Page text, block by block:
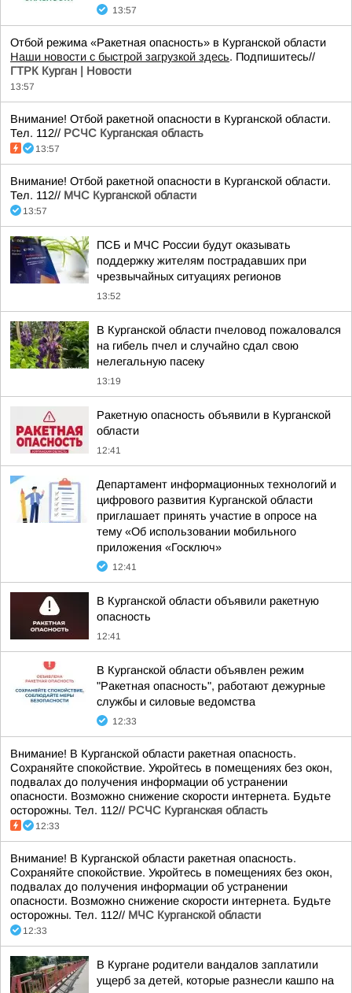
13:57
Отбой режима «Ракетная опасность» в Курганской области
Наши новости с быстрой загрузкой здесь. Подпишитесь//
ГТРК Курган | Новости
13:57
Внимание! Отбой ракетной опасности в Курганской области.
Тел. 112// РСЧС Курганская область
13:57
Внимание! Отбой ракетной опасности в Курганской области.
Тел. 112// МЧС Курганской области
13:57
ПСБ и МЧС России будут оказывать
поддержку жителям пострадавших при
чрезвычайных ситуациях регионов
13:52
В Курганской области пчеловод пожаловался
на гибель пчел и случайно сдал свою
нелегальную пасеку
13:19
Ракетную опасность объявили в Курганской
области
12:41
Департамент информационных технологий и
цифрового развития Курганской области
приглашает принять участие в опросе на
тему «Об использовании мобильного
приложения «Госключ»
12:41
В Курганской области объявили ракетную
опасность
12:41
В Курганской области объявлен режим
"Ракетная опасность", работают дежурные
службы и силовые ведомства
12:33
Внимание! В Курганской области ракетная опасность.
Сохраняйте спокойствие. Укройтесь в помещениях без окон,
подвалах до получения информации об устранении
опасности. Возможно снижение скорости интернета. Будьте
осторожны. Тел. 112// РСЧС Курганская область
12:33
Внимание! В Курганской области ракетная опасность.
Сохраняйте спокойствие. Укройтесь в помещениях без окон,
подвалах до получения информации об устранении
опасности. Возможно снижение скорости интернета. Будьте
осторожны. Тел. 112// МЧС Курганской области
12:33
В Кургане родители вандалов заплатили
ущерб за детей, которые разнесли кашпо на